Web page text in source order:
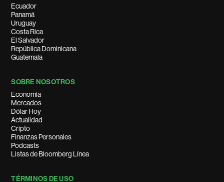
Ecuador
Panamá
Uruguay
Costa Rica
El Salvador
República Dominicana
Guatemala
SOBRE NOSOTROS
Economía
Mercados
Dólar Hoy
Actualidad
Cripto
Finanzas Personales
Podcasts
Listas de Bloomberg Línea
TÉRMINOS DE USO